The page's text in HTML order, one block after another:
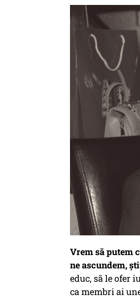
Vrem să putem
ne ascundem,
educ, să le ofer
ca membri ai